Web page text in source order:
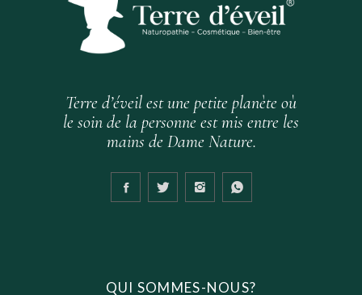
Terre d’éveil est une petite planète où
le soin de la personne est mis entre les
mains de Dame Nature.
QUI SOMMES-NOUS?